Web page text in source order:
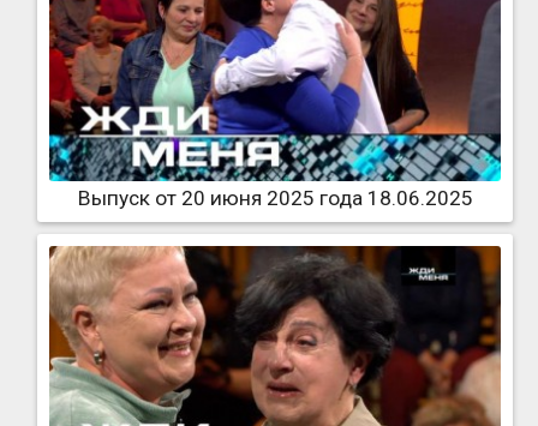
Выпуск от 20 июня 2025 года 18.06.2025